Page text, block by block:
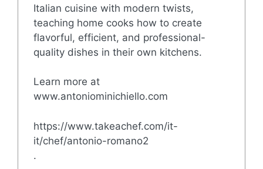
Italian cuisine with modern twists,
teaching home cooks how to create
flavorful, efficient, and professional-
quality dishes in their own kitchens.
Learn more at
www.antoniominichiello.com
https://www.takeachef.com/it-
it/chef/antonio-romano2
.